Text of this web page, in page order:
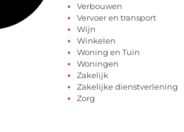
Verbouwen
Vervoer en transport
Wijn
Winkelen
Woning en Tuin
Woningen
Zakelijk
Zakelijke dienstverlening
Zorg